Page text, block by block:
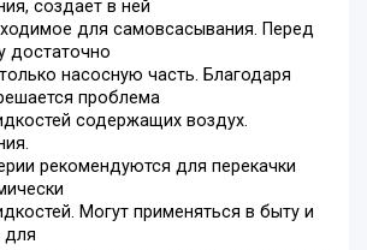
создает в ней
для самовсасывания. Перед
достаточно
насосную часть. Благодаря
проблема
содержащих воздух.
рекомендуются для перекачки
Могут применяться в быту и
для